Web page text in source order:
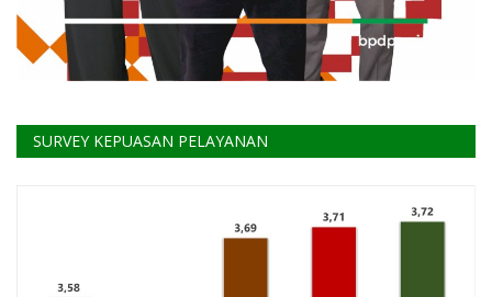
SURVEY KEPUASAN PELAYANAN